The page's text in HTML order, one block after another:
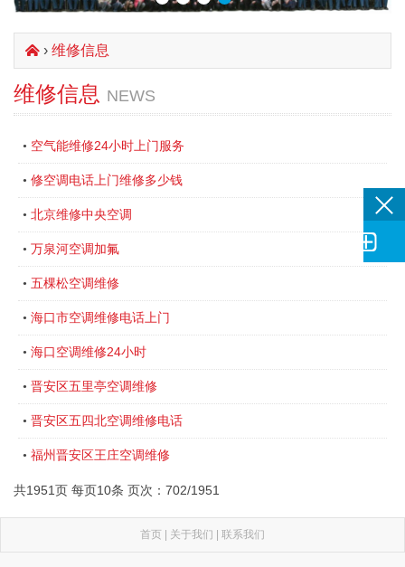
󰄫 › 维修信息
维修信息 NEWS
• 空气能维修24小时上门服务
• 修空调电话上门维修多少钱
• 北京维修中央空调
• 万泉河空调加氟
• 五棵松空调维修
• 海口市空调维修电话上门
• 海口空调维修24小时
• 晋安区五里亭空调维修
• 晋安区五四北空调维修电话
• 福州晋安区王庄空调维修
共1951页 每页10条 页次：702/1951
首页 | 关于我们 | 联系我们
